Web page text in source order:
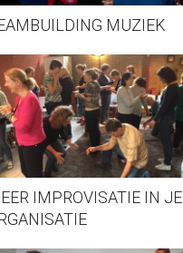
MUZIEK
IMPROVISATIE IN JE